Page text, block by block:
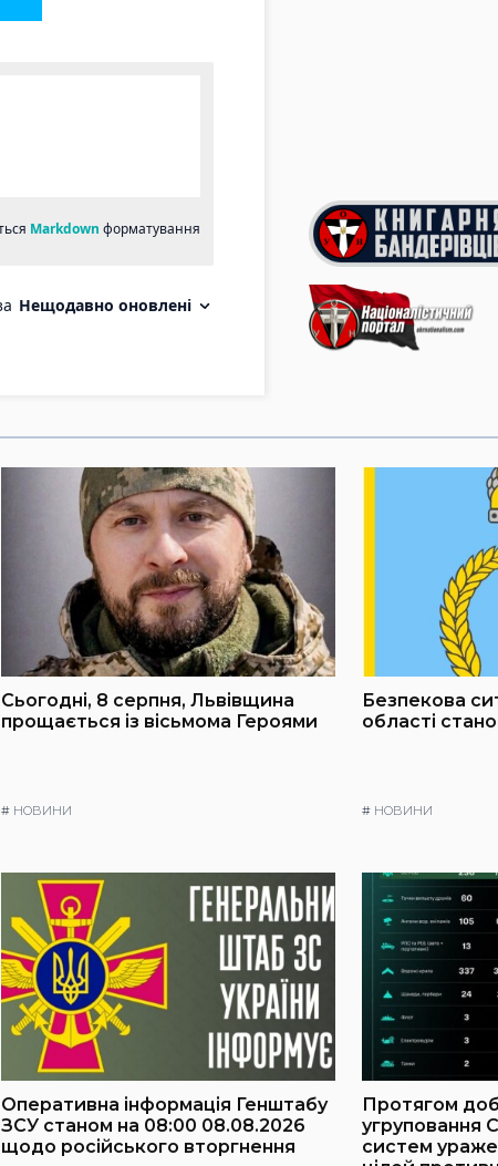
Сьогодні, 8 серпня, Львівщина
прощається із вісьмома Героями
# НОВИНИ
Безпекова
області
# НОВИНИ
Оперативна інформація Генштабу
ЗСУ станом на 08:00 08.08.2026
щодо російського вторгнення
Протягом
угруповання
систем